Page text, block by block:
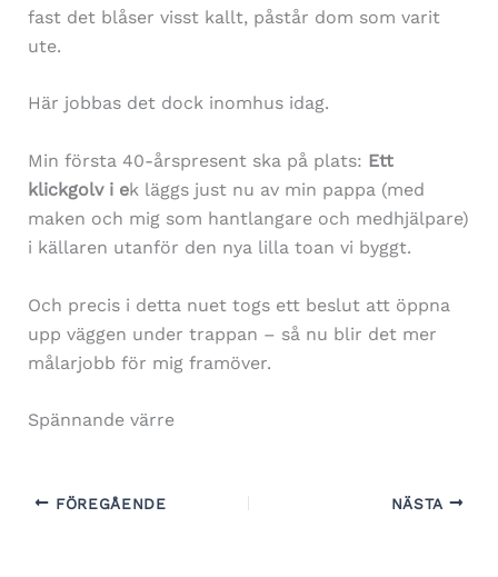
fast det blåser visst kallt, påstår dom som varit
ute.
Här jobbas det dock inomhus idag.
Min första 40-årspresent ska på plats: Ett
klickgolv i ek läggs just nu av min pappa (med
maken och mig som hantlangare och medhjälpare)
i källaren utanför den nya lilla toan vi byggt.
Och precis i detta nuet togs ett beslut att öppna
upp väggen under trappan – så nu blir det mer
målarjobb för mig framöver.
Spännande värre
FÖREGÅENDE NÄSTA